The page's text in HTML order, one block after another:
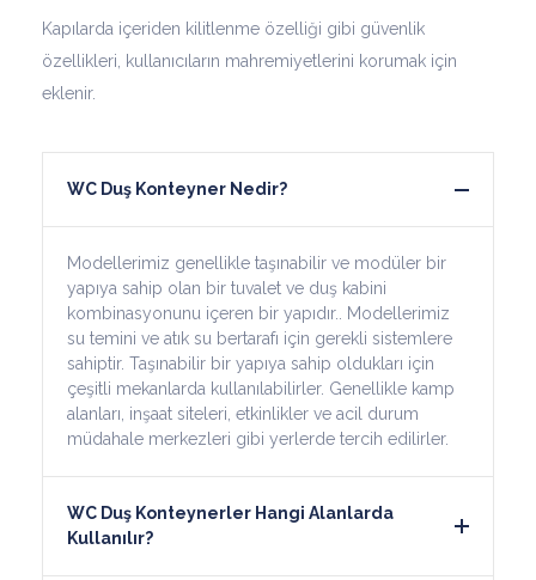
Kapılarda içeriden kilitlenme özelliği gibi güvenlik
özellikleri, kullanıcıların mahremiyetlerini korumak için
eklenir.
WC Duş Konteyner Nedir?
Modellerimiz genellikle taşınabilir ve modüler bir
yapıya sahip olan bir tuvalet ve duş kabini
kombinasyonunu içeren bir yapıdır.. Modellerimiz
su temini ve atık su bertarafı için gerekli sistemlere
sahiptir. Taşınabilir bir yapıya sahip oldukları için
çeşitli mekanlarda kullanılabilirler. Genellikle kamp
alanları, inşaat siteleri, etkinlikler ve acil durum
müdahale merkezleri gibi yerlerde tercih edilirler.
WC Duş Konteynerler Hangi Alanlarda
Kullanılır?